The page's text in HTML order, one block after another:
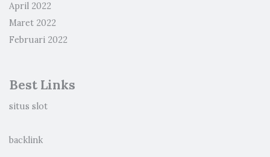
April 2022
Maret 2022
Februari 2022
Best Links
situs slot
backlink